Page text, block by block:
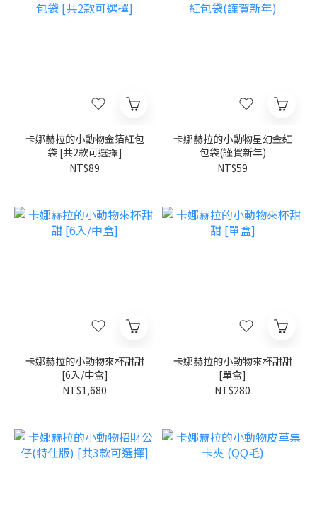
卡娜赫拉的小動物金箔紅包
袋 [共2款可選擇]
NT$89
卡娜赫拉的小動物星幻金紅
包袋(謹賀新年)
NT$59
卡娜赫拉的小動物來杯甜甜
[6入/中盒]
NT$1,680
卡娜赫拉的小動物來杯甜甜
[單盒]
NT$280